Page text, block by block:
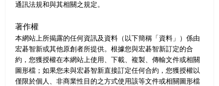
通訊法規和與其相關之規定。
著作權
本網站上所揭露的任何資訊及資料（以下簡稱「資料」）係由
宏碁智新或其他原創者所提供。根據您與宏碁智新訂定的合
約，您獲授權在本網站上使用、下載、複製、傳輸文件或相關
圖形檔；如果您未與宏碁智新直接訂定任何合約，您獲授權以
僅限於個人、非商業性目的之方式使用該等文件或相關圖形檔